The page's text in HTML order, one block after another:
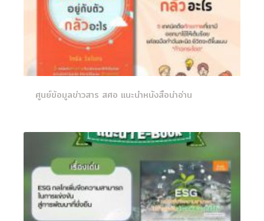
ศูนย์ข้อมูลข่าวสาร สศอ แนะนำหนังสือน่าอ่าน